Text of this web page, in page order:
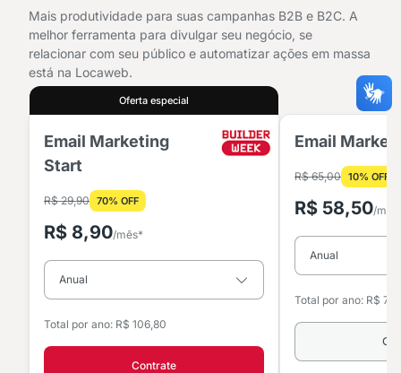
Mais produtividade para suas campanhas B2B e B2C. A
melhor ferramenta para divulgar seu negócio, se
relacionar com seu público e automatizar ações em massa
está na Locaweb.
Oferta especial
Email Marketing
Start
R$ 29,90 70% OFF
R$ 8,90/mês*
Total por ano: R$ 106,80
Contrate
Email
R$ 65,00 10% OFF
R$ 58,50/
Total por ano: R$